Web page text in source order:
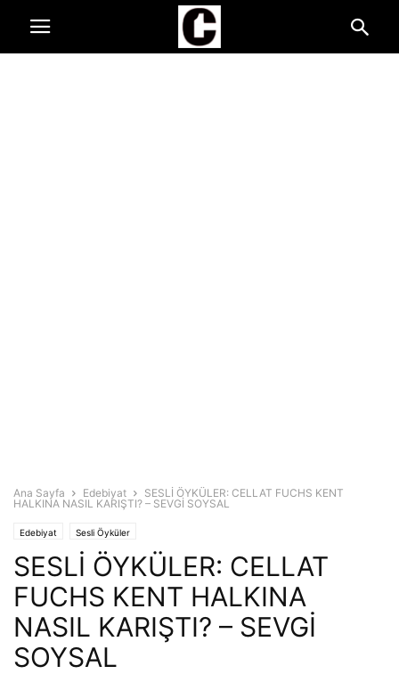
Ana Sayfa Edebiyat
SESLİ ÖYKÜLER: CELLAT FUCHS KENT
HALKINA NASIL KARIŞTI? – SEVGİ SOYSAL
Edebiyat Sesli Öyküler
SESLİ ÖYKÜLER: CELLAT
FUCHS KENT HALKINA
NASIL KARIŞTI? – SEVGİ
SOYSAL